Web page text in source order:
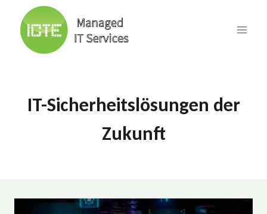
content
IT-Sicherheitslösungen der
Zukunft